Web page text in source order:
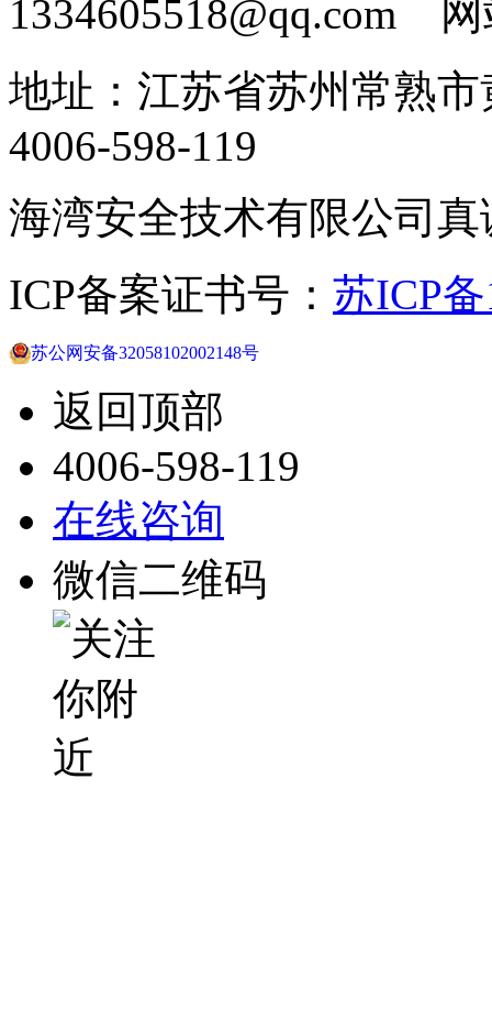
1334605518@qq.com
地址：江苏省苏州常熟
4006-598-119
海湾安全技术有限公司
ICP备案证书号： 苏ICP
苏公网安备32058102002148号
返回顶部
4006-598-119
在线咨询
微信二维码